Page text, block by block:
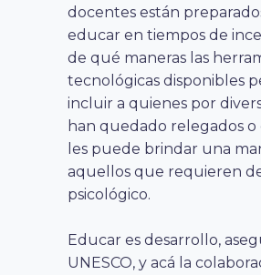
docentes están
educar en tiempos de
de qué maneras las
tecnológicas disponibles
incluir a quienes por
han quedado relegados o
les puede brindar una
aquellos que requieren
psicológico.
Educar es desarrollo,
UNESCO, y acá la